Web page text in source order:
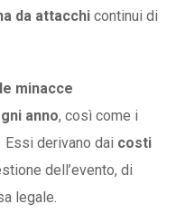
da attacchi continui di
minacce
anno, così come i
derivano dai costi
dell’evento, di
legale.